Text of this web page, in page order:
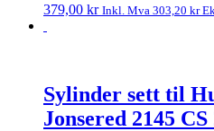
379,00 kr Inkl. Mva 303,20 kr
Sylinder sett til
Jonsered 2145 CS